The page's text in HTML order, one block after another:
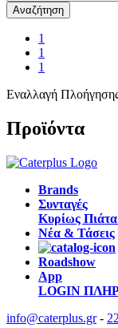
Αναζήτηση
1
1
1
Εναλλαγή
Προϊόντα
Brands
Συνταγές
Κυρίως Πιάτα
Νέα & Τάσεις
Roadshow
App
LOGIN
info@caterplus.gr-